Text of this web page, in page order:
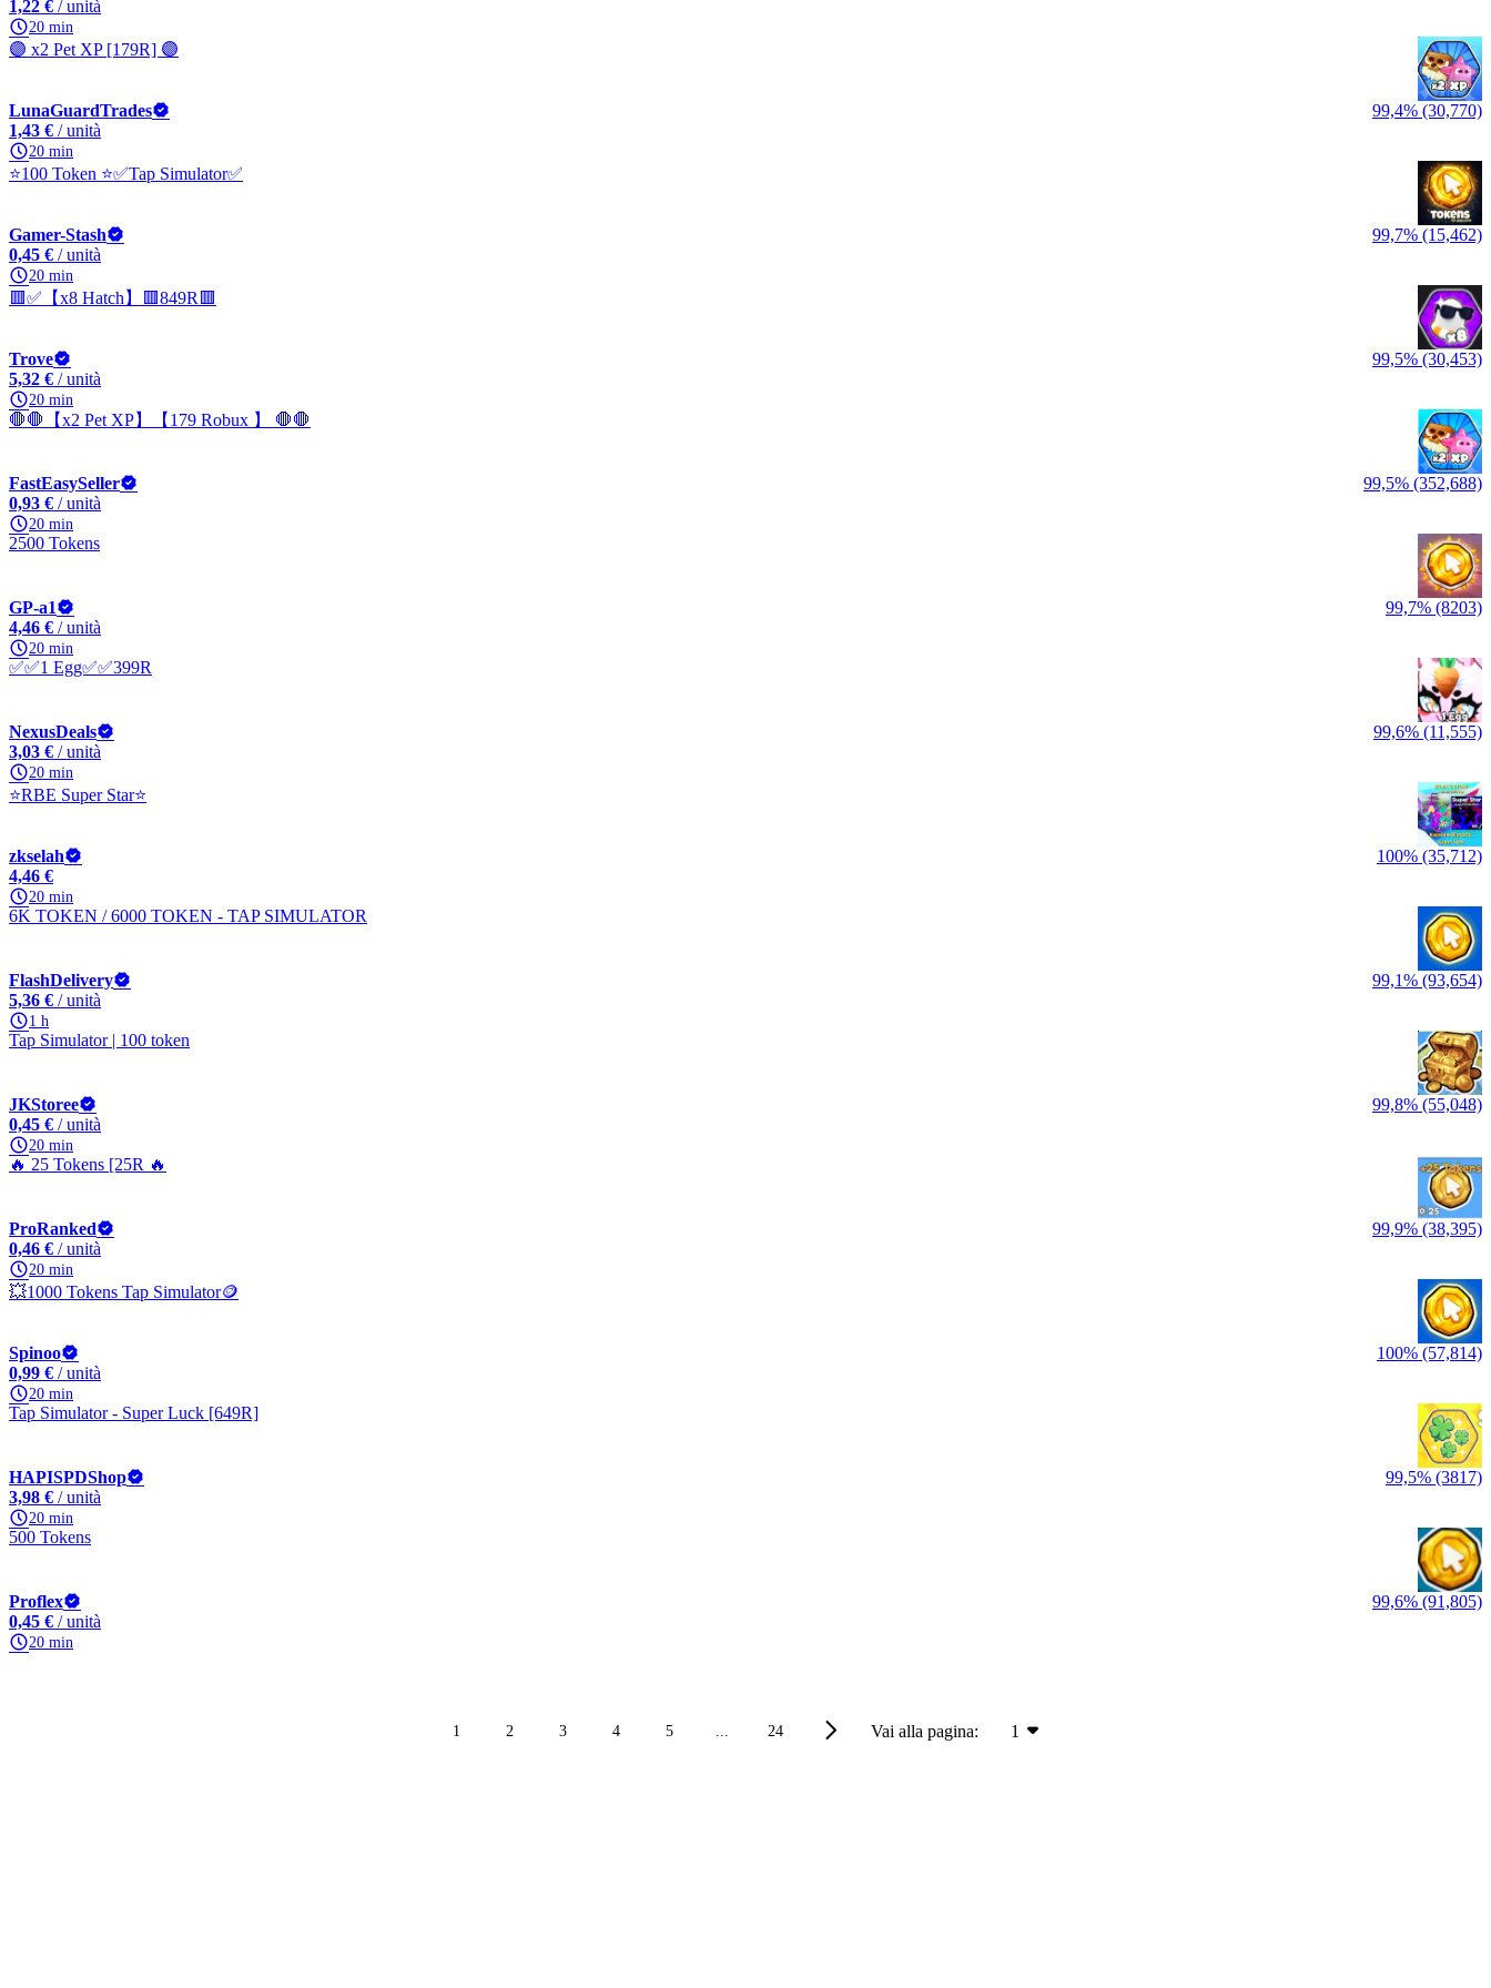
1,22 € / unità
20 min
🟣 x2 Pet XP [179R] 🟣
LunaGuardTrades
99,4% (30,770)
1,43 € / unità
20 min
⭐100 Token ⭐✅Tap Simulator✅
Gamer-Stash
99,7% (15,462)
0,45 € / unità
20 min
🟥✅【x8 Hatch】🟥849R🟥
Trove
99,5% (30,453)
5,32 € / unità
20 min
🛑🛑【x2 Pet XP】【179 Robux 】 🛑🛑
FastEasySeller
99,5% (352,688)
0,93 € / unità
20 min
2500 Tokens
GP-a1
99,7% (8203)
4,46 € / unità
20 min
✅✅1 Egg✅✅399R
NexusDeals
99,6% (11,555)
3,03 € / unità
20 min
⭐RBE Super Star⭐
zkselah
100% (35,712)
4,46 €
20 min
6K TOKEN / 6000 TOKEN - TAP SIMULATOR
FlashDelivery
99,1% (93,654)
5,36 € / unità
1 h
Tap Simulator | 100 token
JKStoree
99,8% (55,048)
0,45 € / unità
20 min
🔥 25 Tokens [25R 🔥
ProRanked
99,9% (38,395)
0,46 € / unità
20 min
💥1000 Tokens Tap Simulator🪙
Spinoo
100% (57,814)
0,99 € / unità
20 min
Tap Simulator - Super Luck [649R]
HAPISPDShop
99,5% (3817)
3,98 € / unità
20 min
500 Tokens
Proflex
99,6% (91,805)
0,45 € / unità
20 min
1 2 3 4 5 24 Vai alla pagina: 1